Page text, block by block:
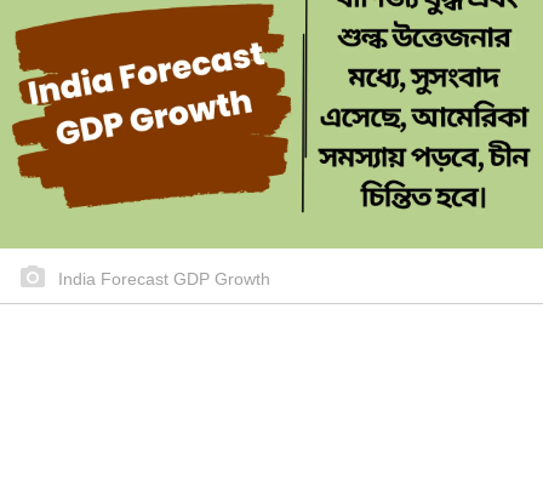
India Forecast GDP Growth